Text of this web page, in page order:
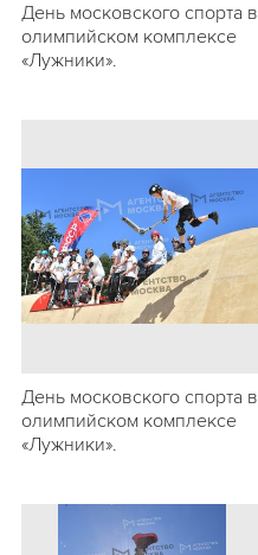
День московского спорта в
олимпийском комплексе
«Лужники».
День московского спорта в
олимпийском комплексе
«Лужники».